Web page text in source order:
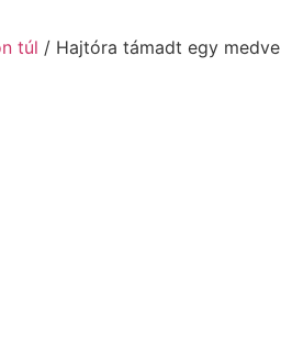
túl / Hajtóra támadt egy medve